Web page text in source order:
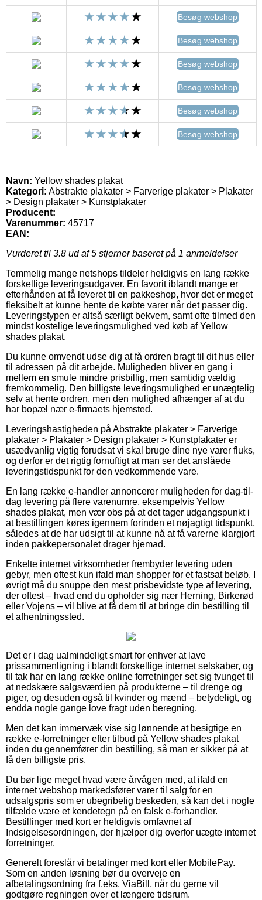
Besøg webshop
Besøg webshop
Besøg webshop
Besøg webshop
Besøg webshop
Besøg webshop
Navn: Yellow shades plakat
Kategori: Abstrakte plakater > Farverige plakater > Plakater
> Design plakater > Kunstplakater
Producent:
Varenummer: 45717
EAN:
Vurderet til 3.8 ud af 5 stjerner baseret på 1 anmeldelser
Temmelig mange netshops tildeler heldigvis en lang række
forskellige leveringsudgaver. En favorit iblandt mange er
efterhånden at få leveret til en pakkeshop, hvor det er meget
fleksibelt at kunne hente de købte varer når det passer dig.
Leveringstypen er altså særligt bekvem, samt ofte tilmed den
mindst kostelige leveringsmulighed ved køb af Yellow
shades plakat.
Du kunne omvendt udse dig at få ordren bragt til dit hus eller
til adressen på dit arbejde. Muligheden bliver en gang i
mellem en smule mindre prisbillig, men samtidig vældig
fremkommelig. Den billigste leveringsmulighed er unægtelig
selv at hente ordren, men den mulighed afhænger af at du
har bopæl nær e-firmaets hjemsted.
Leveringshastigheden på Abstrakte plakater > Farverige
plakater > Plakater > Design plakater > Kunstplakater er
usædvanlig vigtig forudsat vi skal bruge dine nye varer fluks,
og derfor er det rigtig fornuftigt at man ser det anslåede
leveringstidspunkt for den vedkommende vare.
En lang række e-handler annoncerer muligheden for dag-til-
dag levering på flere varenumre, eksempelvis Yellow
shades plakat, men vær obs på at det tager udgangspunkt i
at bestillingen køres igennem forinden et nøjagtigt tidspunkt,
således at de har udsigt til at kunne nå at få varerne klargjort
inden pakkepersonalet drager hjemad.
Enkelte internet virksomheder frembyder levering uden
gebyr, men oftest kun ifald man shopper for et fastsat beløb. I
øvrigt må du snuppe den mest prisbevidste type af levering,
der oftest – hvad end du opholder sig nær Herning, Birkerød
eller Vojens – vil blive at få dem til at bringe din bestilling til
et afhentningssted.
Det er i dag ualmindeligt smart for enhver at lave
prissammenligning i blandt forskellige internet selskaber, og
til tak har en lang række online forretninger set sig tvunget til
at nedskære salgsværdien på produkterne – til drenge og
piger, og desuden også til kvinder og mænd – betydeligt, og
endda nogle gange love fragt uden beregning.
Men det kan immervæk vise sig lønnende at besigtige en
række e-forretninger efter tilbud på Yellow shades plakat
inden du gennemfører din bestilling, så man er sikker på at
få den billigste pris.
Du bør lige meget hvad være årvågen med, at ifald en
internet webshop markedsfører varer til salg for en
udsalgspris som er ubegribelig beskeden, så kan det i nogle
tilfælde være et kendetegn på en falsk e-forhandler.
Bestillinger med kort er heldigvis omfavnet af
Indsigelsesordningen, der hjælper dig overfor uægte internet
forretninger.
Generelt foreslår vi betalinger med kort eller MobilePay.
Som en anden løsning bør du overveje en
afbetalingsordning fra f.eks. ViaBill, når du gerne vil
godtgøre regningen over et længere tidsrum.